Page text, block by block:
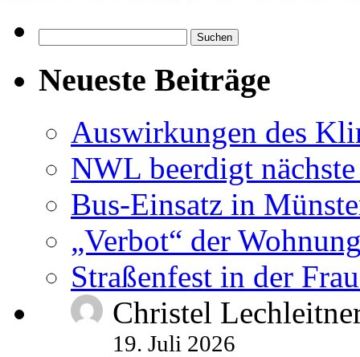
nach:
Neueste Beiträge
Auswirkungen des
NWL beerdigt
Bus-Einsatz in
„Verbot“ der
Straßenfest in der
Christel
19. Juli 2026